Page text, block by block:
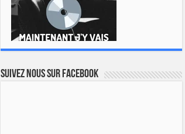
Suivez nous sur Facebook